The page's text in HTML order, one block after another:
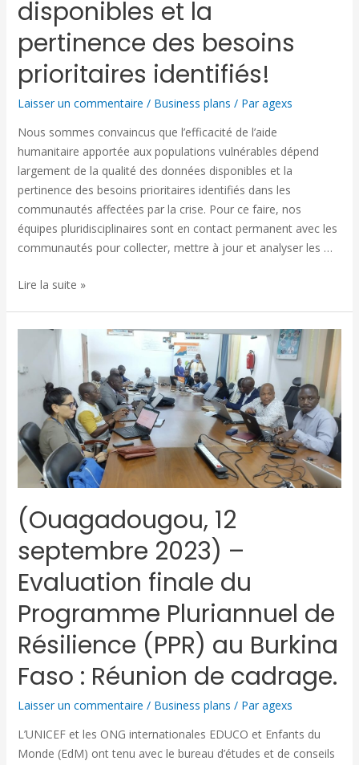
disponibles et la
pertinence des besoins
prioritaires identifiés!
Laisser un commentaire / Business plans / Paragexs
Nous sommes convaincus que l’efficacité de l’aide
humanitaire apportée aux populations vulnérables dépend
largement de la qualité des données disponibles et la
pertinence des besoins prioritaires identifiés dans les
communautés affectées par la crise. Pour ce faire, nos
équipes pluridisciplinaires sont en contact permanent avec les
communautés pour collecter, mettre à jour et analyser les …
Lire la suite »
(Ouagadougou, 12
septembre 2023) –
Evaluation finale du
Programme Pluriannuel de
Résilience (PPR) au Burkina
Faso : Réunion de cadrage.
Laisser un commentaire / Business plans / Paragexs
L’UNICEF et les ONG internationales EDUCO et Enfants du
Monde (EdM) ont tenu avec le bureau d’études et de conseils